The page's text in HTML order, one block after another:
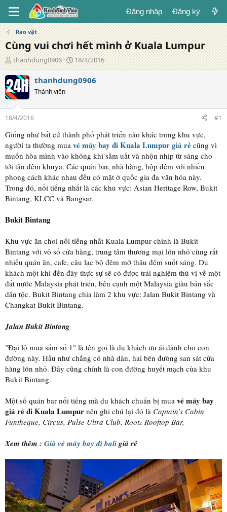
Đăng nhập Đăng ký
Rao vặt
Cùng vui chơi hết mình ở Kuala Lumpur
T
á
c
g
i
ả
thanhdung0906
N
g
à
y
g
18/4/2016
thanhdung0906
Thành viên
18/4/2016 #1
Giống như bất cứ thành phố phát triển nào khác trong khu vực,
người ta thường mua vé máy bay đi Kuala Lumpur giá rẻ cũng vì
muốn hòa mình vào không khí sầm uất và nhộn nhịp từ sáng cho
tới tận đêm khuya. Các quán bar, nhà hàng, hộp đêm với nhiều
phong cách khác nhau đều có mặt ở quốc gia đa văn hóa này.
Trong đó, nổi tiếng nhất là các khu vực: Asian Heritage Row, Bukit
Bintang, KLCC và Bangsar.
Bukit Bintang
Khu vực ăn chơi nổi tiếng nhất Kuala Lumpur chính là Bukit
Bintang với vô số cửa hàng, trung tâm thương mại lớn nhỏ cùng rất
nhiều quán ăn, cafe, câu lạc bộ đêm mở thâu đêm suốt sáng. Du
khách một khi đến đây thực sự sẽ có được trải nghiệm thú vị về một
đất nước Malaysia phát triển, bên cạnh một Malaysia giàu bản sắc
dân tộc. Bukit Bintang chia làm 2 khu vực: Jalan Bukit Bintang và
Changkat Bukit Bintang.
Jalan Bukit Bintang
"Đại lộ mua sắm số 1" là tên gọi là du khách ưu ái dành cho con
đường này. Hầu như chẳng có nhà dân, hai bên đường san sát cửa
hàng lớn nhỏ. Đây cũng chính là con đường huyết mạch của khu
Bukit Bintang.
Một số quán bar nổi tiếng mà du khách chuẩn bị mua vé máy bay
giá rẻ đi Kuala Lumpur nên ghi chú lại đó là Captain’s Cabin
Funtheque, Circus, Pulse Ultra Club, Rootz Rooftop Bar,
Xem thêm : Giá vé máy bay đi baligiá rẻ